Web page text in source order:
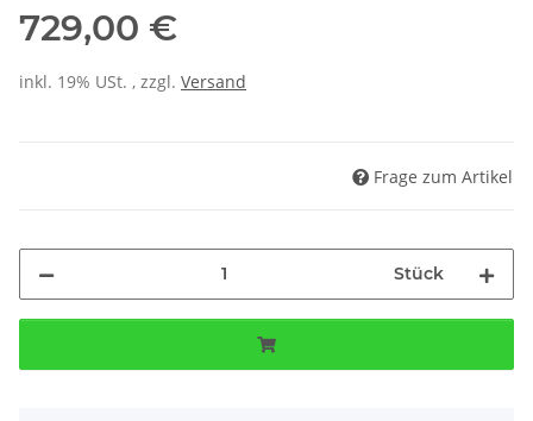
729,00 €
inkl. 19% USt. , zzgl. Versand
Frage zum Artikel
Stück